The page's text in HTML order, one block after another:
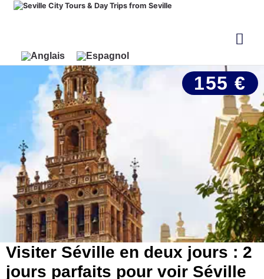
155 €
Visiter Séville en deux jours : 2
jours parfaits pour voir Séville